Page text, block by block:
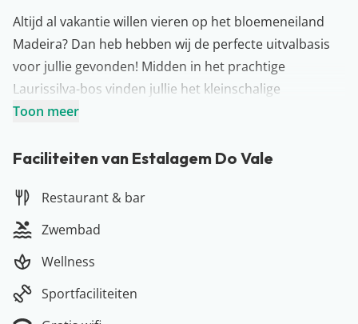
Altijd al vakantie willen vieren op het bloemeneiland
Madeira? Dan heb hebben wij de perfecte uitvalbasis
voor jullie gevonden! Midden in het prachtige
Laurissilva-bos vinden jullie het kleinschalige
Estalagem Do Vale. Het hotel beschikt onder andere
een welless én een fitness. Word wakker met het gefluit
uitgebreid ontbijt. Tijd om jullie plannen voor de dag
uit te stippelen… Trek de wandelschoenen maar aan en
heeft.
Meer over Madeira
Toon meer
Faciliteiten van Estalagem Do Vale
Restaurant & bar
Zwembad
Wellness
Sportfaciliteiten